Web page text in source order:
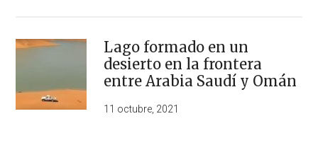
Lago formado en un
desierto en la frontera
entre Arabia Saudí y Omán
11 octubre, 2021